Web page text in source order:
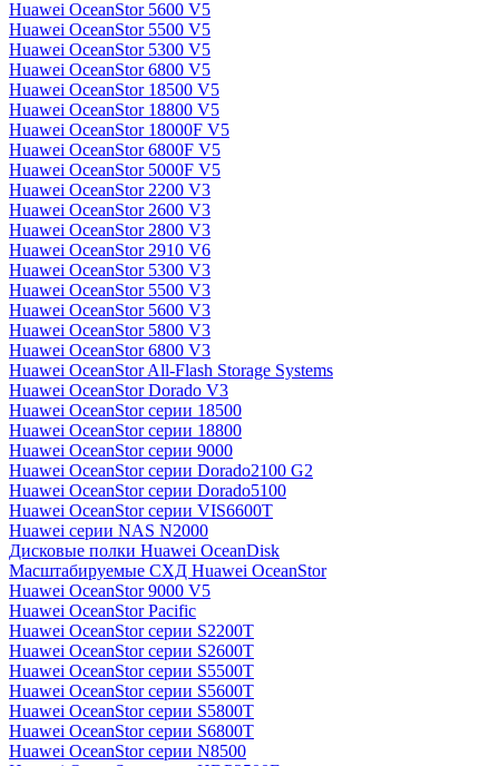
Huawei OceanStor 5600 V5
Huawei OceanStor 5500 V5
Huawei OceanStor 5300 V5
Huawei OceanStor 6800 V5
Huawei OceanStor 18500 V5
Huawei OceanStor 18800 V5
Huawei OceanStor 18000F V5
Huawei OceanStor 6800F V5
Huawei OceanStor 5000F V5
Huawei OceanStor 2200 V3
Huawei OceanStor 2600 V3
Huawei OceanStor 2800 V3
Huawei OceanStor 2910 V6
Huawei OceanStor 5300 V3
Huawei OceanStor 5500 V3
Huawei OceanStor 5600 V3
Huawei OceanStor 5800 V3
Huawei OceanStor 6800 V3
Huawei OceanStor All-Flash Storage Systems
Huawei OceanStor Dorado V3
Huawei OceanStor серии 18500
Huawei OceanStor серии 18800
Huawei OceanStor серии 9000
Huawei OceanStor серии Dorado2100 G2
Huawei OceanStor серии Dorado5100
Huawei OceanStor серии VIS6600T
Huawei серии NAS N2000
Дисковые полки Huawei OceanDisk
Масштабируемые СХД Huawei OceanStor
Huawei OceanStor 9000 V5
Huawei OceanStor Pacific
Huawei OceanStor серии S2200T
Huawei OceanStor серии S2600T
Huawei OceanStor серии S5500T
Huawei OceanStor серии S5600T
Huawei OceanStor серии S5800T
Huawei OceanStor серии S6800T
Huawei OceanStor серии N8500